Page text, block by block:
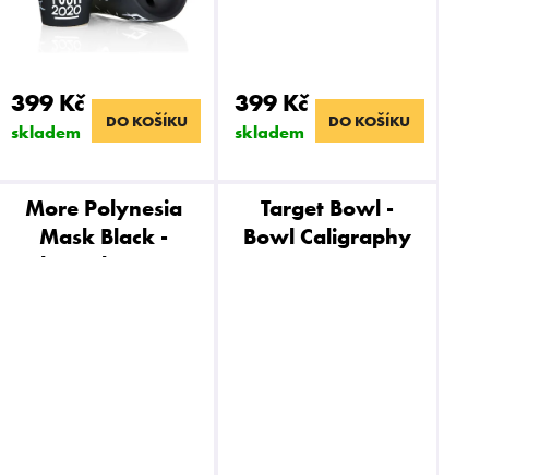
skladem
399 Kč
DO KOŠÍKU skladem
399 Kč
DO KOŠÍKU
More Polynesia
Mask Black -
korunka pro
Target Bowl -
Bowl Caligraphy